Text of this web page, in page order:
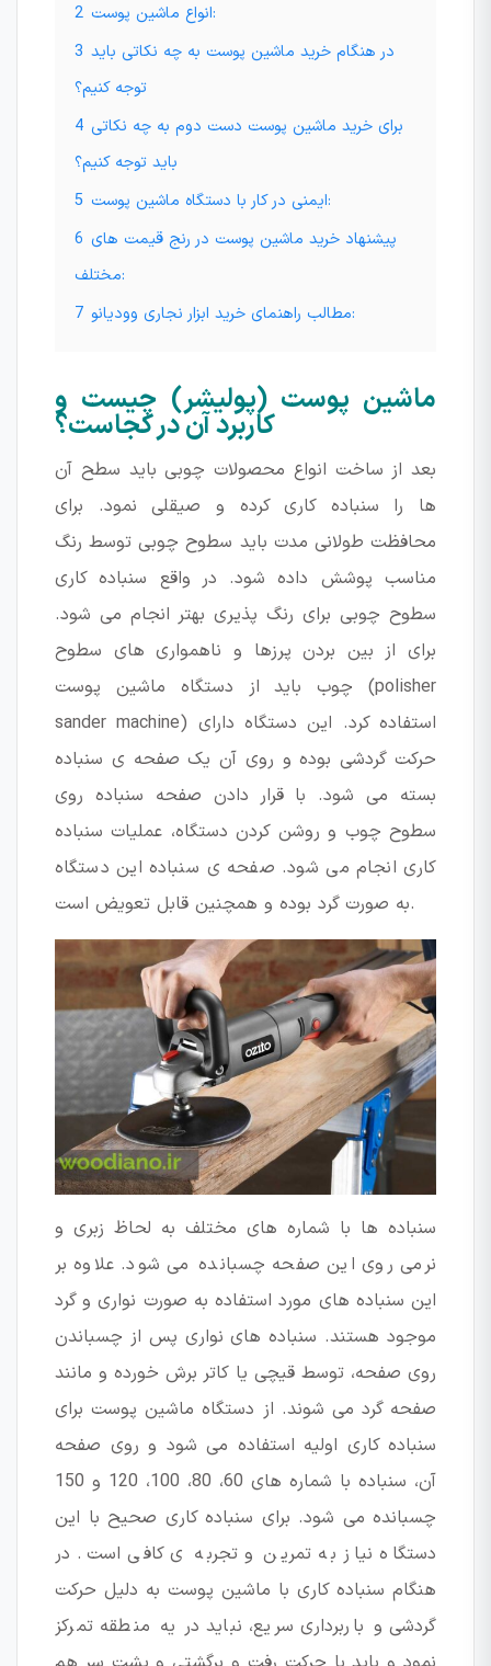
2
انواع ماشین پوست:
3 در هنگام خرید ماشین پوست به چه نکاتی باید
توجه کنیم؟
4 برای خرید ماشین پوست دست دوم به چه نکاتی
باید توجه کنیم؟
5
ایمنی در کار با دستگاه ماشین پوست:
6 پیشنهاد خرید ماشین پوست در رنج قیمت های
مختلف:
7
مطالب راهنمای خرید ابزار نجاری وودیانو:
ماشین پوست (پولیشر) چیست و
کاربرد آن در کجاست؟
بعد از ساخت انواع محصولات چوبی باید سطح آن
ها را سنباده کاری کرده و صیقلی نمود. برای
محافظت طولانی مدت باید سطوح چوبی توسط رنگ
مناسب پوشش داده شود. در واقع سنباده کاری
سطوح چوبی برای رنگ پذیری بهتر انجام می شود.
برای از بین بردن پرزها و ناهمواری های سطوح
چوب باید از دستگاه ماشین پوست (polisher
sander machine) استفاده کرد. این دستگاه دارای
حرکت گردشی بوده و روی آن یک صفحه ی سنباده
بسته می شود. با قرار دادن صفحه سنباده روی
سطوح چوب و روشن کردن دستگاه، عملیات سنباده
کاری انجام می شود. صفحه ی سنباده این دستگاه
به صورت گرد بوده و همچنین قابل تعویض است.
سنباده ها با شماره های مختلف به لحاظ زبری و
نرمی روی این صفحه چسبانده می شود. علاوه بر
این سنباده های مورد استفاده به صورت نواری و گرد
موجود هستند. سنباده های نواری پس از چسباندن
روی صفحه، توسط قیچی یا کاتر برش خورده و مانند
صفحه گرد می شوند. از دستگاه ماشین پوست برای
سنباده کاری اولیه استفاده می شود و روی صفحه
آن، سنباده با شماره های 60، 80، 100، 120 و 150
چسبانده می شود. برای سنباده کاری صحیح با این
دستگاه نیاز به تمرین و تجربه ی کافی است. در
هنگام سنباده کاری با ماشین پوست به دلیل حرکت
گردشی و باربرداری سریع، نباید در یه منطقه تمرکز